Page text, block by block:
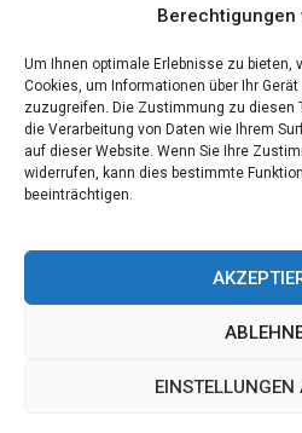
Berechtigungen
Um Ihnen optimale Erlebnisse zu bieten,
Cookies, um Informationen über Ihr
zuzugreifen. Die Zustimmung zu diesen
die Verarbeitung von Daten wie Ihrem
auf dieser Website. Wenn Sie Ihre
widerrufen, kann dies bestimmte
beeinträchtigen.
EINSTELLUNGEN